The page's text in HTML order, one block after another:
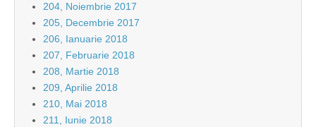
204, Noiembrie 2017
205, Decembrie 2017
206, Ianuarie 2018
207, Februarie 2018
208, Martie 2018
209, Aprilie 2018
210, Mai 2018
211, Iunie 2018